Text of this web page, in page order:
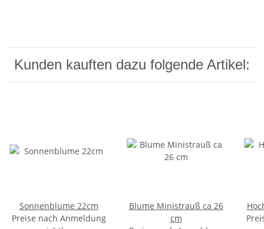
Kunden kauften dazu folgende Artikel:
Sonnenblume 22cm
Preise nach Anmeldung
Blume Ministrauß ca 26
cm